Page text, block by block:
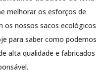
e melhorar os esforços de
os nossos sacos ecológicos
para saber como podemos
alta qualidade e fabricados